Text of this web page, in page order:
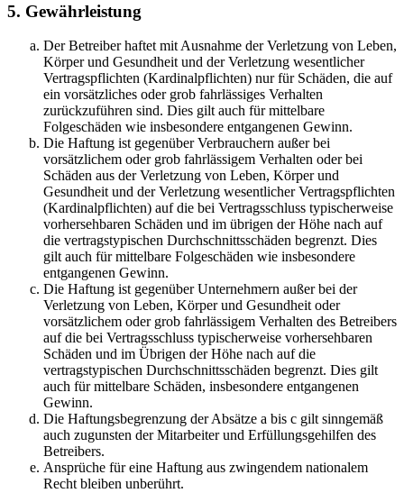
5. Gewährleistung
Der Betreiber haftet mit Ausnahme der Verletzung von Leben,
Körper und Gesundheit und der Verletzung wesentlicher
Vertragspflichten (Kardinalpflichten) nur für Schäden, die auf
ein vorsätzliches oder grob fahrlässiges Verhalten
zurückzuführen sind. Dies gilt auch für mittelbare
Folgeschäden wie insbesondere entgangenen Gewinn.
Die Haftung ist gegenüber Verbrauchern außer bei
vorsätzlichem oder grob fahrlässigem Verhalten oder bei
Schäden aus der Verletzung von Leben, Körper und
Gesundheit und der Verletzung wesentlicher Vertragspflichten
(Kardinalpflichten) auf die bei Vertragsschluss typischerweise
vorhersehbaren Schäden und im übrigen der Höhe nach auf
die vertragstypischen Durchschnittsschäden begrenzt. Dies
gilt auch für mittelbare Folgeschäden wie insbesondere
entgangenen Gewinn.
Die Haftung ist gegenüber Unternehmern außer bei der
Verletzung von Leben, Körper und Gesundheit oder
vorsätzlichem oder grob fahrlässigem Verhalten des Betreibers
auf die bei Vertragsschluss typischerweise vorhersehbaren
Schäden und im Übrigen der Höhe nach auf die
vertragstypischen Durchschnittsschäden begrenzt. Dies gilt
auch für mittelbare Schäden, insbesondere entgangenen
Gewinn.
Die Haftungsbegrenzung der Absätze a bis c gilt sinngemäß
auch zugunsten der Mitarbeiter und Erfüllungsgehilfen des
Betreibers.
Ansprüche für eine Haftung aus zwingendem nationalem
Recht bleiben unberührt.